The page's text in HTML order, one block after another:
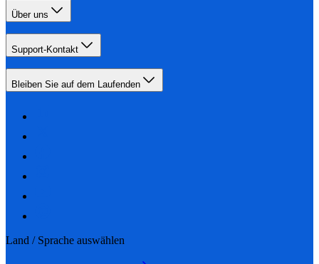
Über uns
Support-Kontakt
Bleiben Sie auf dem Laufenden
Land / Sprache auswählen